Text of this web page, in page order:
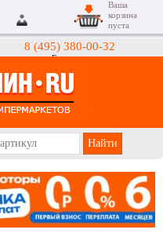
8 (495) 380-00-32
Гипермаркеты
Ваша
корзина
пуста